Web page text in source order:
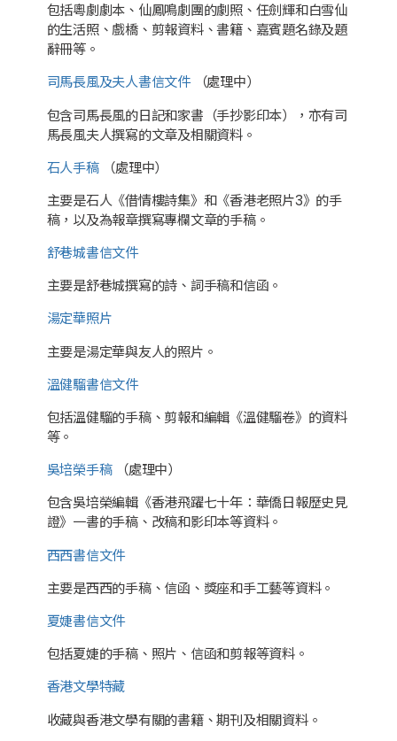
包括粵劇劇本、仙鳳鳴劇團的劇照、任劍輝和白雪仙
的生活照、戲橋、剪報資料、書籍、嘉賓題名錄及題
辭冊等。
司馬長風及夫人書信文件（處理中）
包含司馬長風的日記和家書（手抄影印本），亦有司
馬長風夫人撰寫的文章及相關資料。
石人手稿（處理中）
主要是石人《借情樓詩集》和《香港老照片3》的手
稿，以及為報章撰寫專欄文章的手稿。
舒巷城書信文件
主要是舒巷城撰寫的詩、詞手稿和信函。
湯定華照片
主要是湯定華與友人的照片。
溫健騮書信文件
包括溫健騮的手稿、剪報和編輯《溫健騮卷》的資料
等。
吳培榮手稿（處理中）
包含吳培榮編輯《香港飛躍七十年：華僑日報歷史見
證》一書的手稿、改稿和影印本等資料。
西西書信文件
主要是西西的手稿、信函、獎座和手工藝等資料。
夏婕書信文件
包括夏婕的手稿、照片、信函和剪報等資料。
香港文學特藏
收藏與香港文學有關的書籍、期刊及相關資料。